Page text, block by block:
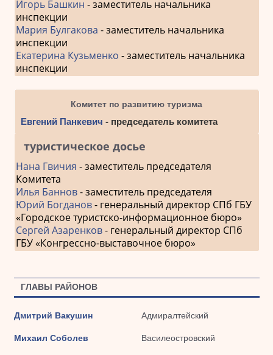
Игорь Башкин - заместитель начальника
инспекции
Мария Булгакова - заместитель начальника
инспекции
Екатерина Кузьменко - заместитель начальника
инспекции
Комитет по развитию туризма
Евгений Панкевич - председатель комитета
туристическое досье
Нана Гвичия - заместитель председателя
Комитета
Илья Баннов- заместитель председателя
Юрий Богданов- генеральный директор СПб ГБУ
«Городское туристско-информационное бюро»
Сергей Азаренков- генеральный директор СПб
ГБУ «Конгрессно-выставочное бюро»
ГЛАВЫ РАЙОНОВ
Дмитрий Вакушин Адмиралтейский
Михаил Соболев Василеостровский